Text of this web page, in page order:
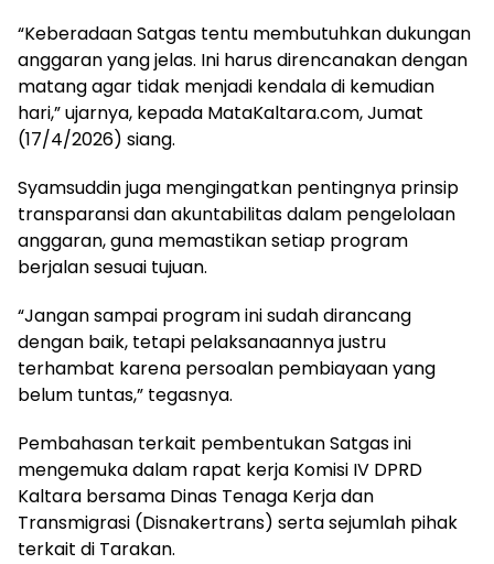
“Keberadaan Satgas tentu membutuhkan dukungan
anggaran yang jelas. Ini harus direncanakan dengan
matang agar tidak menjadi kendala di kemudian
hari,” ujarnya, kepada MataKaltara.com, Jumat
(17/4/2026) siang.
Syamsuddin juga mengingatkan pentingnya prinsip
transparansi dan akuntabilitas dalam pengelolaan
anggaran, guna memastikan setiap program
berjalan sesuai tujuan.
“Jangan sampai program ini sudah dirancang
dengan baik, tetapi pelaksanaannya justru
terhambat karena persoalan pembiayaan yang
belum tuntas,” tegasnya.
Pembahasan terkait pembentukan Satgas ini
mengemuka dalam rapat kerja Komisi IV DPRD
Kaltara bersama Dinas Tenaga Kerja dan
Transmigrasi (Disnakertrans) serta sejumlah pihak
terkait di Tarakan.